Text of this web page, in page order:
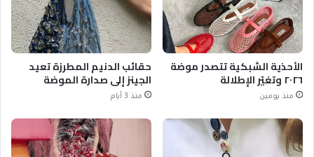
الأحذية الشبكية تتصدر موضة
٢٠٢٦ وتغيّر الإطلالة
منذ يومين
حقائب الدنيم المطرزة تعيد
الجينز إلى صدارة الموضة
منذ 3 أيام